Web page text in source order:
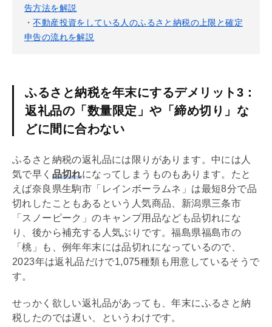
告方法を解説
・不動産投資をしている人のふるさと納税の上限と確定
申告の流れを解説
ふるさと納税を年末にするデメリット3：
返礼品の「数量限定」や「締め切り」な
どに間に合わない
ふるさと納税の返礼品には限りがあります。中には人
気で早く 品切れになってしまうものもあります。たと
えば奈良県生駒市「レインボーラムネ」は最短8分で品
切れしたこともあるという人気商品、新潟県三条市
「スノーピーク」のキャンプ用品なども品切れにな
り、後から補充する人気ぶりです。福島県福島市の
「桃」も、例年年末には品切れになっているので、
2023年は返礼品だけで1,075種類も用意しているそうで
す。
せっかく欲しい返礼品があっても、年末にふるさと納
税したのでは遅い、というわけです。